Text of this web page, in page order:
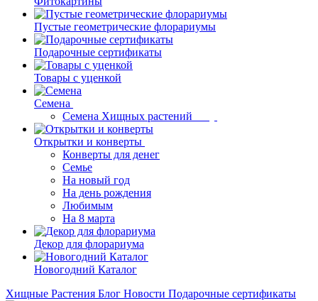
Пустые геометрические флорариумы
Подарочные сертификаты
Товары с уценкой
Семена
Семена Хищных растений
Открытки и конверты
Конверты для денег
Семье
На новый год
На день рождения
Любимым
На 8 марта
Декор для флорариума
Новогодний Каталог
Хищные Растения Блог Новости Подарочные сертификаты